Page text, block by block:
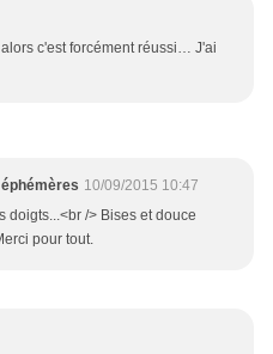
c'est forcément réussi… J'ai
10/09/2015 10:47
doigts...<br /> Bises et douce
pour tout.